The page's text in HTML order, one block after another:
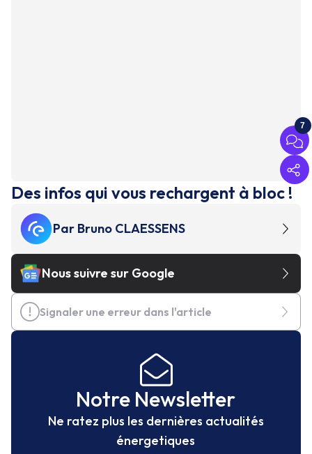
7
Des infos qui vous rechargent à bloc !
Par Bruno CLAESSENS
Nous suivre sur Google
Signaler une erreur dans l'article
Notre Newsletter
Ne ratez plus les dernières actualités
énergetiques